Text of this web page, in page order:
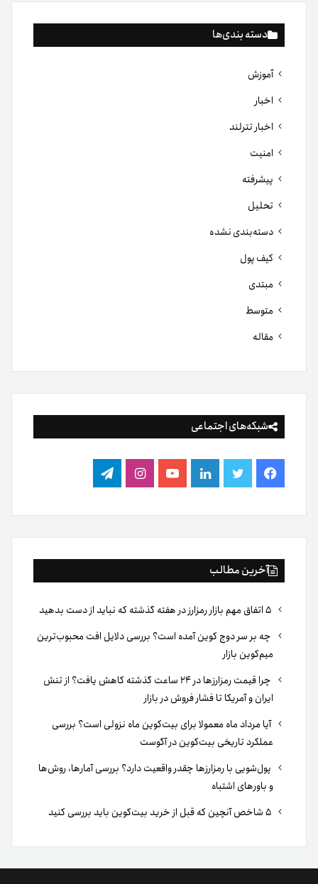
دسته بندی‌ها
آموزش
اخبار
اخبار تترلند
امنیت
پیشرفته
تحلیل
دسته‌بندی نشده
کیف پول
مبتدی
متوسط
مقاله
شبکه‌های اجتماعی
فیس
بوک
توییتر لینکدینیوتیوباینستاگرام
تلگرام
آخرین مطالب
چه بر سر دوج کوین آمده است؟ بررسی دلایل افت محبوب‌ترین
میم‌کوین بازار
چرا قیمت رمزارزها در ۲۴ ساعت گذشته کاهش یافت؟ از تنش
ایران و آمریکا تا فشار فروش در بازار
آیا مرداد ماه معمولا برای بیت‌کوین ماه نزولی است؟ بررسی
عملکرد تاریخی بیت‌کوین در آگوست
پول‌شویی با رمزارزها چقدر واقعیت دارد؟ بررسی آمارها، روش‌ها
و باورهای اشتباه